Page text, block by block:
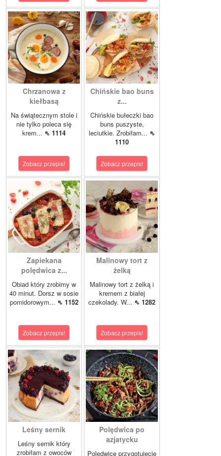
Chrzanowa z
kiełbasą
Na świątecznym stole i
nie tylko poleca się
krem... ⇖ 1114
Zobacz przepis!
Chińskie bao buns
z...
Chińskie bułeczki bao
buns puszyste,
leciutkie. Zrobiłam... ⇖
1110
Zobacz przepis!
Zapiekana
polędwica z...
Obiad który zrobimy w
40 minut. Dorsz w sosie
pomidorowym... ⇖ 1152
Zobacz przepis!
Malinowy tort z
żelką
Malinowy tort z żelką i
kremem z białej
czekolady. W... ⇖ 1282
Zobacz przepis!
Leśny sernik
Leśny sernik który
zrobiłam z owoców
Polędwica po
azjatycku
Polędwicę przygotujecie